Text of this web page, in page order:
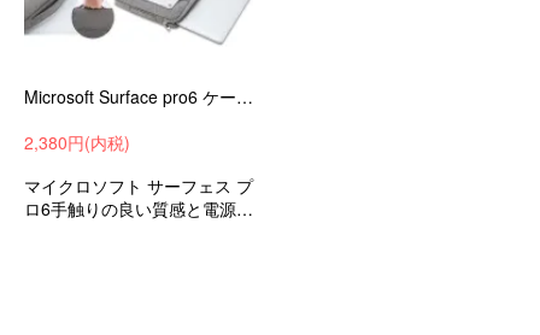
Microsoft Surface pro6 ケース/カバー ポーチ カバン型 軽量 薄型 キャンバス調 セカンドバッグ型 手提げかばん おしゃれ pro6-wc315-s81102
2,380円(内税)
マイクロソフト サーフェス プ
ロ6手触りの良い質感と電源収